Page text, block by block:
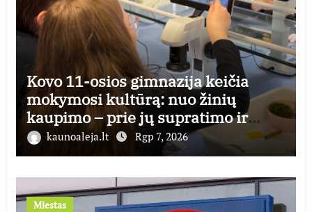
Kovo 11-osios gimnazija keičia
mokymosi kultūrą: nuo žinių
kaupimo – prie jų supratimo ir
taikymo
kaunoaleja.lt Rgp 7, 2026
Miestas